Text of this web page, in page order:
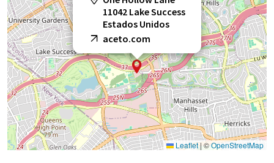
11042 Lake Success
Estados Unidos
aceto.com
Leaflet|©OpenStreetMap